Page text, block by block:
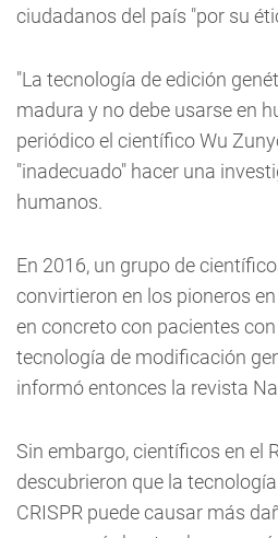
ciudadanos del país "por su
"La tecnología de edición
madura y no debe usarse en
periódico el científico Wu
"inadecuado" hacer una
humanos.
En 2016, un grupo de
convirtieron en los pioneros
en concreto con pacientes
tecnología de modificación
informó entonces la revista
Sin embargo, científicos en el
descubrieron que la
CRISPR puede causar más